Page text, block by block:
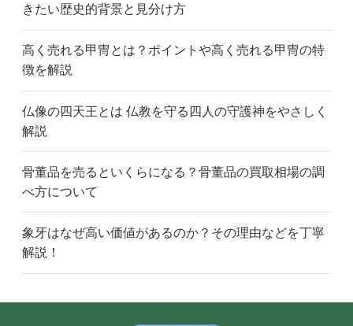
きたい歴史的背景と見分け方
高く売れる甲冑とは？ポイントや高く売れる甲冑の特
徴を解説
仏像の四天王とは 仏教を守る四人の守護神をやさしく
解説
骨董品を売るといくらになる？骨董品の買取相場の調
べ方について
象牙はなぜ高い価値があるのか？その理由などを丁寧
解説！